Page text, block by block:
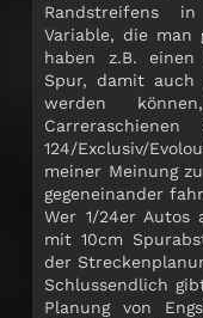
Randstreifens
Variable, die man
haben z.B.
Spur, damit auch
werden
124/Exclusiv/
meiner Meinung
gegeneinander
Wer 1/24er Autos
mit 10cm
der
Schlussendlich
Planung von